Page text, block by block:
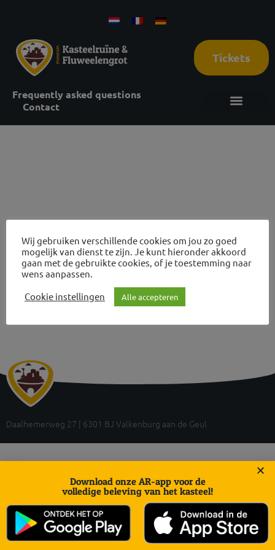
Tickets
Frequently asked questions
Contact
2026
Reviews Castle ruins and cave tours
Daalhemerweg 27 | 6301 BJ Valkenburg aan de Geul
Wij gebruiken verschillende cookies om jou zo goed
mogelijk van dienst te zijn. Je kunt hieronder akkoord
gaan met de gebruikte cookies, of je toestemming naar
wens aanpassen.
Cookie instellingen
Alle accepteren
Download onze AR-app voor de
volledige beleving van het kasteel!